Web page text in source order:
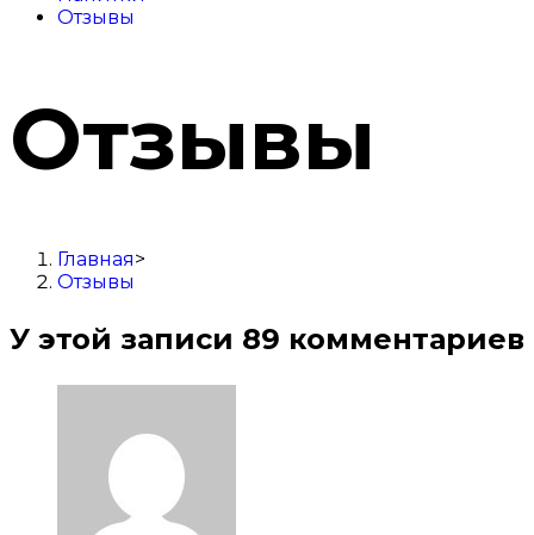
Отзывы
Отзывы
Главная>
Отзывы
У этой записи 89 комментариев